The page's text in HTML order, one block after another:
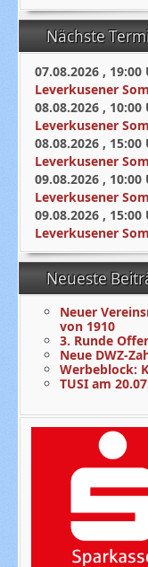
Nächste
07.08.2026 , 19:00
Leverkusener
08.08.2026 , 10:00
Leverkusener
08.08.2026 , 15:00
Leverkusener
09.08.2026 , 10:00
Leverkusener
09.08.2026 , 15:00
Leverkusener
Neueste
Neuer
von 1910
3. Runde
Neue DWZ-
Werbeblock:
TUSI am